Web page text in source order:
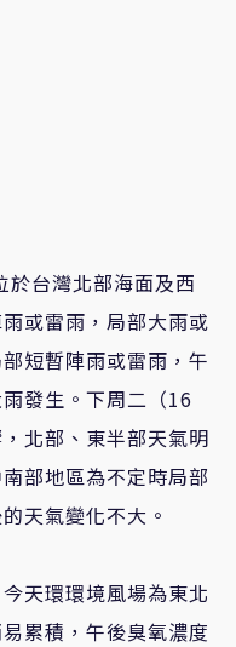
台灣北部海面及西
或雷雨，局部大雨或
短暫陣雨或雷雨，午
發生。下周二（16
北部、東半部天氣明
部地區為不定時局部
天氣變化不大。
天環環境風場為東北
累積，午後臭氧濃度